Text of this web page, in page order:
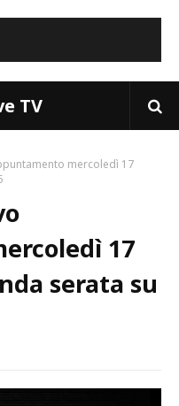
TV
mercoledì 17
17
serata su